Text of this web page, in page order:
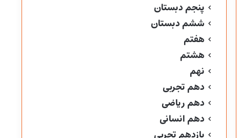
پنجم دبستان
ششم دبستان
هفتم
هشتم
نهم
دهم تجربی
دهم ریاضی
دهم انسانی